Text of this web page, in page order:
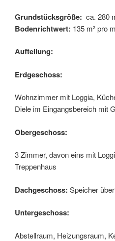
Grundstücksgröße: ca.
Bodenrichtwert: 135 m² pro
Aufteilung:
Erdgeschoss:
Wohnzimmer mit Loggia,
Diele im Eingangsbereich mit
Obergeschoss:
3 Zimmer, davon eins mit
Treppenhaus
Dachgeschoss: Speicher
Untergeschoss:
Abstellraum, Heizungsraum,